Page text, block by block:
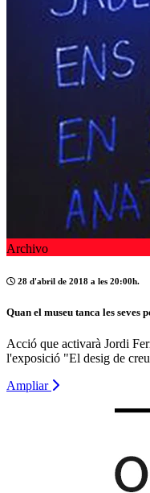
Archivo
28 d'abril de 2018 a les 20:00h.
Quan el museu tanca les seves
Acció que activarà Jordi
l'exposició "El desig de
Ampliar